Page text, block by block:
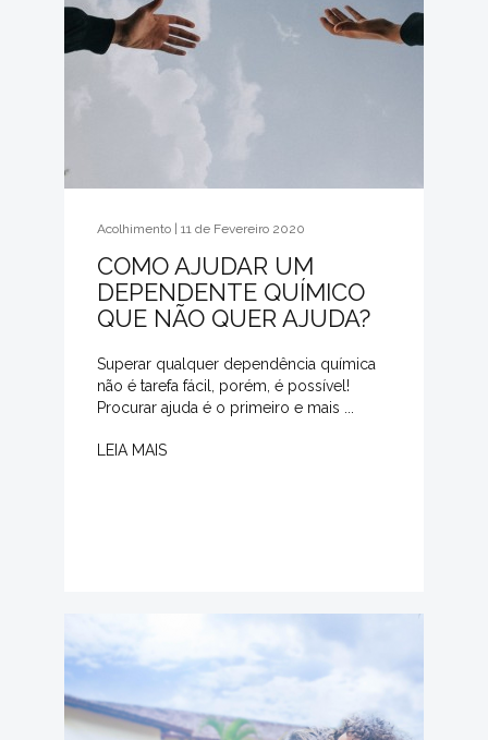
Acolhimento | 11 de Fevereiro 2020
COMO AJUDAR UM
DEPENDENTE QUÍMICO
QUE NÃO QUER AJUDA?
Superar qualquer dependência química
não é tarefa fácil, porém, é possível!
Procurar ajuda é o primeiro e mais ...
LEIA MAIS